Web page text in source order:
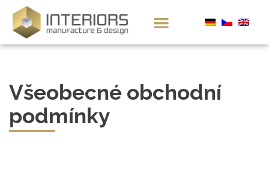
Všeobecné obchodní
podmínky